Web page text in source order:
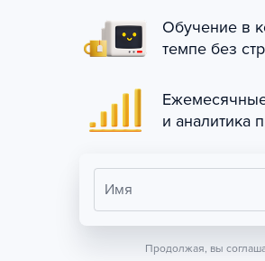
Обучение в
темпе без
и аналитика
Имя
Продолжая, вы